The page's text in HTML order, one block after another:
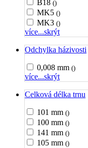
B18 ()
MK5 ()
MK3 ()
více...skrýt
Odchylka házivosti
0,008 mm ()
více...skrýt
Celková délka trnu
101 mm ()
100 mm ()
141 mm ()
105 mm ()